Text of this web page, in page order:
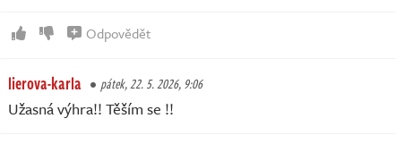
Odpovědět
lierova-karla pátek, 22. 5. 2026, 9:06
Užasná výhra!! Těším se !!